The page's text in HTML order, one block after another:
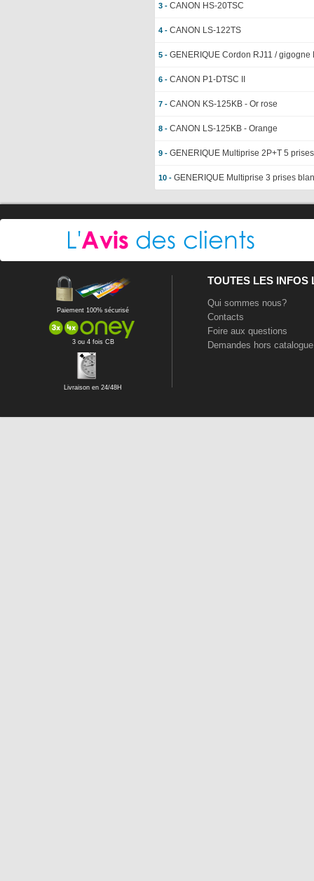
3 - CANON HS-20TSC
4 - CANON LS-122TS
5 - GENERIQUE Cordon RJ11 / gigogne
6 - CANON P1-DTSC II
7 - CANON KS-125KB - Or rose
8 - CANON LS-125KB - Orange
9 - GENERIQUE Multiprise 2P+T 5
10 - GENERIQUE Multiprise 3 prises
Paiement 100% sécurisé
3 ou 4 fois CB
Livraison en 24/48H
TOUTES LES INFOS
Qui sommes nous?
Contacts
Foire aux questions
Demandes hors catalogue